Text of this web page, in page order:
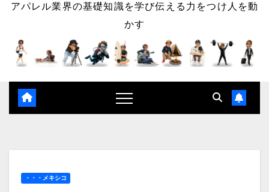
アパレル業界の基礎知識を学び伝える力をつけ人を動
かす
・・・メキシコ